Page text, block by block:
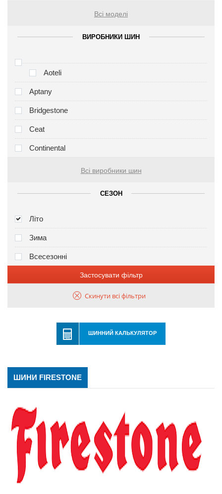
Всі моделі
ВИРОБНИКИ ШИН
Aoteli
Aptany
Bridgestone
Ceat
Continental
Всі виробники шин
СЕЗОН
Літо
Зима
Всесезонні
Застосувати фільтр
Скинути всі фільтри
ШИННИЙ КАЛЬКУЛЯТОР
ШИНИ FIRESTONE